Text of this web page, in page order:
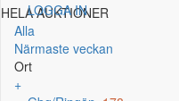
LOGGA IN
HELA AUKTIONER
Alla
Närmaste veckan
Ort
+